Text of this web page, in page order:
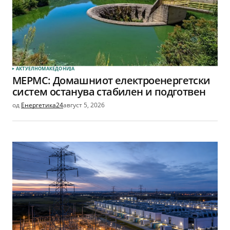
АКТУЕЛНОМАКЕДОНИЈА
МЕРМС: Домашниот електроенергетски
систем останува стабилен и подготвен
од Енергетика24август 5, 2026